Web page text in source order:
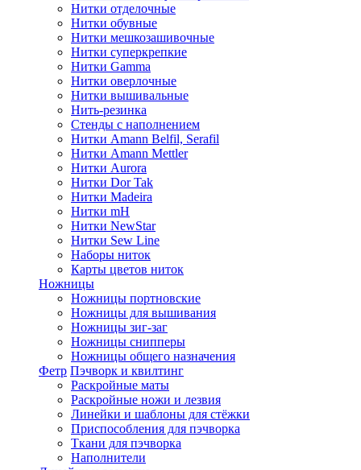
Нитки отделочные
Нитки обувные
Нитки мешкозашивочные
Нитки суперкрепкие
Нитки Gamma
Нитки оверлочные
Нитки вышивальные
Нить-резинка
Стенды с наполнением
Нитки Amann Belfil, Serafil
Нитки Amann Mettler
Нитки Aurora
Нитки Dor Tak
Нитки Madeira
Нитки mH
Нитки NewStar
Нитки Sew Line
Наборы ниток
Карты цветов ниток
Ножницы
Ножницы портновские
Ножницы для вышивания
Ножницы зиг-заг
Ножницы снипперы
Ножницы общего назначения
Фетр Пэчворк и квилтинг
Раскройные маты
Раскройные ножи и лезвия
Линейки и шаблоны для стёжки
Приспособления для пэчворка
Ткани для пэчворка
Наполнители